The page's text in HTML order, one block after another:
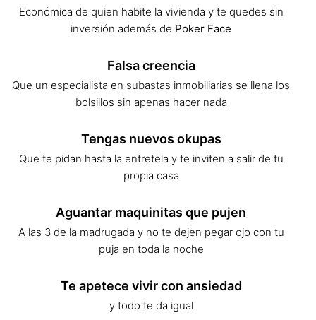
Económica de quien habite la vivienda y te quedes sin
inversión además de Poker Face
Falsa creencia
Que un especialista en subastas inmobiliarias se llena los
bolsillos sin apenas hacer nada
Tengas nuevos okupas
Que te pidan hasta la entretela y te inviten a salir de tu
propia casa
Aguantar maquinitas que pujen
A las 3 de la madrugada y no te dejen pegar ojo con tu
puja en toda la noche
Te apetece vivir con ansiedad
y todo te da igual